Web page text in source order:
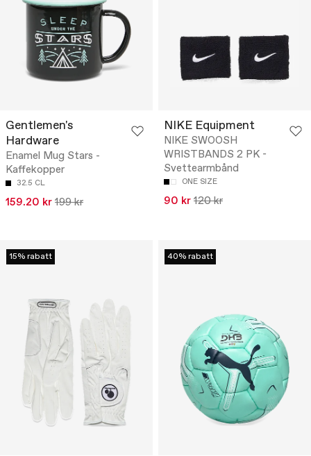
Gentlemen's
Hardware
Enamel Mug Stars -
Kaffekopper
32.5 CL
159.20 kr 199 kr
NIKE Equipment
NIKE SWOOSH
WRISTBANDS 2 PK -
Svettearmbånd
ONE SIZE
90 kr 120 kr
15% rabatt 40% rabatt